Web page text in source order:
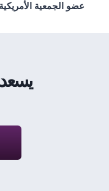
عضو الجمعية